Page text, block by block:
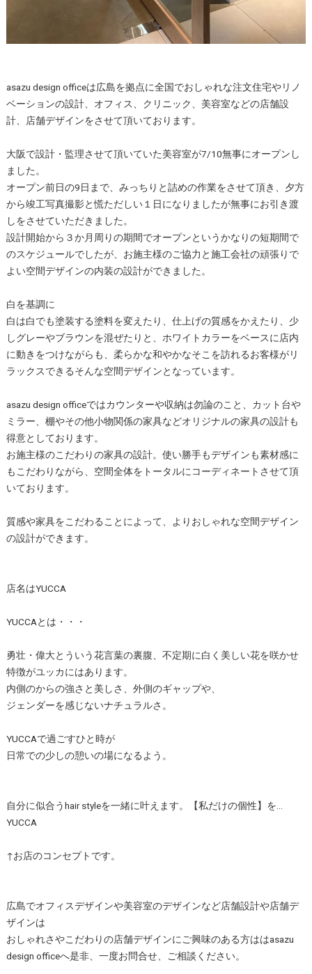
asazu design officeは広島を拠点に全国でおしゃれな注文住宅やリノ
ベーションの設計、オフィス、クリニック、美容室などの店舗設
計、店舗デザインをさせて頂いております。
大阪で設計・監理させて頂いていた美容室が7/10無事にオープンし
ました。
オープン前日の9日まで、みっちりと詰めの作業をさせて頂き、夕方
から竣工写真撮影と慌ただしい１日になりましたが無事にお引き渡
しをさせていただきました。
設計開始から３か月周りの期間でオープンというかなりの短期間で
のスケジュールでしたが、お施主様のご協力と施工会社の頑張りで
よい空間デザインの内装の設計ができました。
白を基調に
白は白でも塗装する塗料を変えたり、仕上げの質感をかえたり、少
しグレーやブラウンを混ぜたりと、ホワイトカラーをベースに店内
に動きをつけながらも、柔らかな和やかなそこを訪れるお客様がリ
ラックスできるそんな空間デザインとなっています。
asazu design officeではカウンターや収納は勿論のこと、カット台や
ミラー、棚やその他小物関係の家具などオリジナルの家具の設計も
得意としております。
お施主様のこだわりの家具の設計。使い勝手もデザインも素材感に
もこだわりながら、空間全体をトータルにコーディネートさせて頂
いております。
質感や家具をこだわることによって、よりおしゃれな空間デザイン
の設計ができます。
店名はYUCCA
YUCCAとは・・・
勇壮・偉大とういう花言葉の裏腹、不定期に白く美しい花を咲かせ
特徴がユッカにはあります。
内側のからの強さと美しさ、外側のギャップや、
ジェンダーを感じないナチュラルさ。
YUCCAで過ごすひと時が
日常での少しの憩いの場になるよう。
自分に似合うhair styleを一緒に叶えます。【私だけの個性】を…
YUCCA
↑お店のコンセプトです。
広島でオフィスデザインや美容室のデザインなど店舗設計や店舗デ
ザインは
おしゃれさやこだわりの店舗デザインにご興味のある方ははasazu
design officeへ是非、一度お問合せ、ご相談ください。